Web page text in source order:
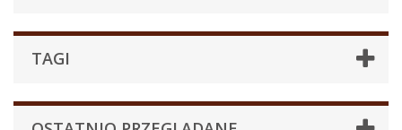
TAGI